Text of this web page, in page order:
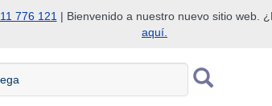
776 121 | Bienvenido a nuestro nuevo sitio web.
aquí.